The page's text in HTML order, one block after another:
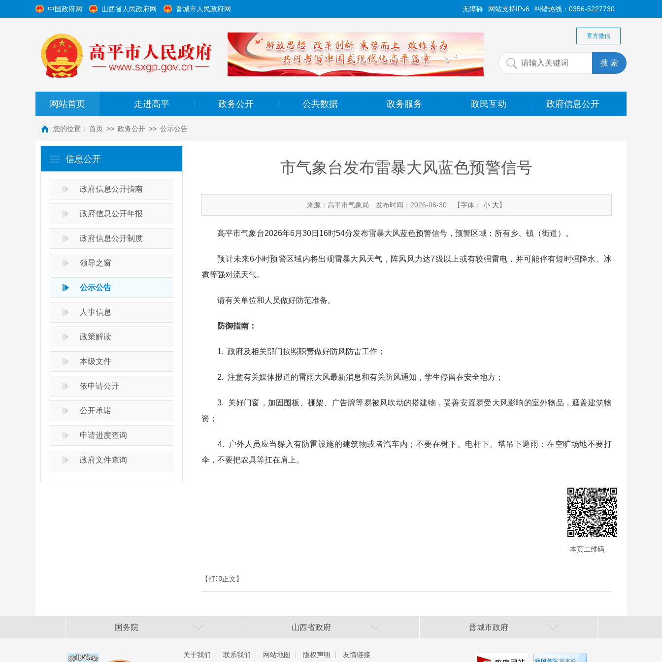
中国政府网 山西省人民政府网 晋城市人民政府网 纠错热线：0356-5227730
网站支持IPv6
无障碍
官方微信
网站首页 走进高平 政务公开 公共数据 政务服务 政民互动 政府信息公开
您的位置： 首页 >> 政务公开 >> 公示公告
信息公开
政府信息公开指南
政府信息公开年报
政府信息公开制度
领导之窗
公示公告
人事信息
政策解读
本级文件
依申请公开
公开承诺
申请进度查询
政府文件查询
市气象台发布雷暴大风蓝色预警信号
来源：高平市气象局 发布时间：2026-06-30 【字体：小 大】
高平市气象台2026年6月30日16时54分发布雷暴大风蓝色预警信号，预警区域：所有乡、镇（街道）。
预计未来6小时预警区域内将出现雷暴大风天气，阵风风力达7级以上或有较强雷电，并可能伴有短时强降水、冰
雹等强对流天气。
请有关单位和人员做好防范准备。
防御指南：
1. 政府及相关部门按照职责做好防风防雷工作；
2. 注意有关媒体报道的雷雨大风最新消息和有关防风通知，学生停留在安全地方；
3. 关好门窗，加固围板、棚架、广告牌等易被风吹动的搭建物，妥善安置易受大风影响的室外物品，遮盖建筑物
资；
4. 户外人员应当躲入有防雷设施的建筑物或者汽车内；不要在树下、电杆下、塔吊下避雨；在空旷场地不要打
伞，不要把农具等扛在肩上。
本页二维码
【打印正文】
国务院 山西省政府 晋城市政府
关于我们 联系我们 网站地图 版权声明 友情链接